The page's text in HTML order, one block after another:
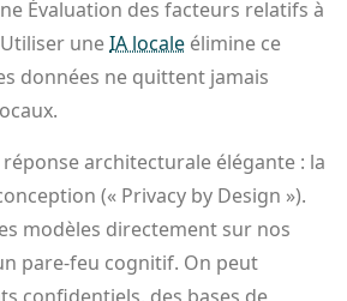
Évaluation des facteurs relatifs à
uneIA locale élimine ce
données ne quittent jamais
architecturale élégante : la
(« Privacy by Design »).
modèles directement sur nos
pare-feu cognitif. On peut